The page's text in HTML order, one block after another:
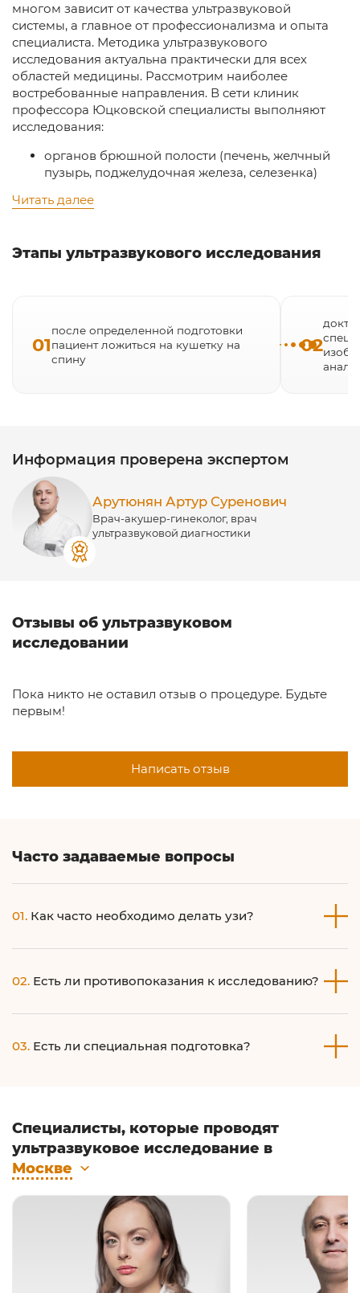
многом зависит от качества ультразвуковой
системы, а главное от профессионализма и опыта
специалиста. Методика ультразвукового
исследования актуальна практически для всех
областей медицины. Рассмотрим наиболее
востребованные направления. В сети клиник
профессора Юцковской специалисты выполняют
исследования:
органов брюшной полости (печень, желчный
пузырь, поджелудочная железа, селезенка)
щитовидной железы
Читать далее
Этапы ультразвукового исследования
01
после определенной подготовки
пациент ложиться на кушетку на
спину
02
Информация проверена экспертом
Арутюнян Артур Суренович
Врач-акушер-гинеколог, врач
ультразвуковой диагностики
Отзывы об ультразвуковом
исследовании
Пока никто не оставил отзыв о процедуре. Будьте
первым!
Написать отзыв
Часто задаваемые вопросы
01. Как часто необходимо делать узи?
Это зависит от состояния вашего здоровья. Кратность и
объем исследования определит доктор.
02. Есть ли противопоказания к исследованию?
Нет, противопоказаний нет.
03. Есть ли специальная подготовка?
Проконсультируйтесь с вашим доктором или читайте на
сайте в определенном разделе.
Специалисты, которые проводят
ультразвуковое исследование в
Москве